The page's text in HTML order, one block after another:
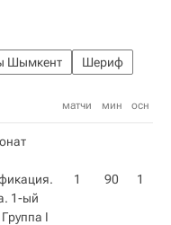
Шымкент Шериф
матчи мин осн
1-ый
I
1 90 1